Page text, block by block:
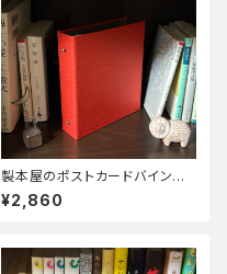
製本屋のポストカードバインダ
ー【岩はだ（あかえ）×かぐや（ね
まち）】
¥2,860